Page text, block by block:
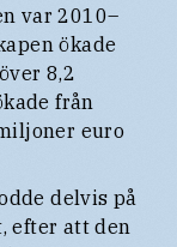
var 2010–
ökade
8,2
från
euro
delvis på
efter att den